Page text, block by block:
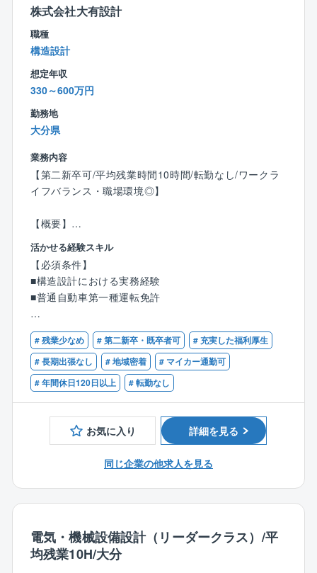
ください！
中です！
株式会社大有設計
職種
構造設計
想定年収
330～600万円
勤務地
大分県
業務内容
【第二新卒可/平均残業時間10時間/転勤なし/ワークラ
イフバランス・職場環境◎】
【概要】
■同社の大分本社にて構造設計を担当していただきま
す。
（大分本社および各支店で受注した案件の両方を担当
します。）
【具体的には】
■構造計算書、構造図の作成／確認申請業務に伴う申請
図書一式の作成／既存構造体の耐震診断、それに伴う
耐震補強設計
■お取引は国・地方自治体から民間の法人様と幅広くい
ただいており、設計する施設は、市役所庁舎、学校等
の教育施設、商業施設や共同住宅まで多岐にわたりま
〇日本一ストレスがない会社造りを目指す企業！
とは同社社員には経験させたくない、自身が働きたく
なるような会社にしたいという思いが代表者の根底に
あります。従って、正当に評価される独自の評価制度
活かせる経験スキル
【必須条件】
■構造設計における実務経験
■普通自動車第一種運転免許
【歓迎条件】
■一級もしくは二級建築士
# 残業少なめ # 第二新卒・既卒者可
# 充実した福利厚生
# 長期出張なし
# 地域密着
# マイカー通勤可
# 年間休日120日以上
# 転勤なし
お気に入り 詳細を見る
同じ企業の他求人を見る
電気・機械設備設計（リーダークラス）/平
均残業10H/大分